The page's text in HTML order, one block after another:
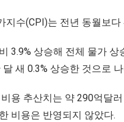
지수(CPI)는 전년 동월보다
3.9% 상승해 전체 물가
새 0.3% 상승한 것으로
용 추산치는 약 290억달
비용은 반영되지 않았다.